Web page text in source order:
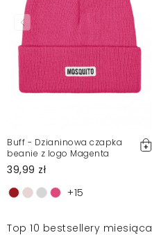
Buff - Dzianinowa czapka
beanie z logo Magenta
39,99 zł
+15
Top 10 bestsellery miesiąca